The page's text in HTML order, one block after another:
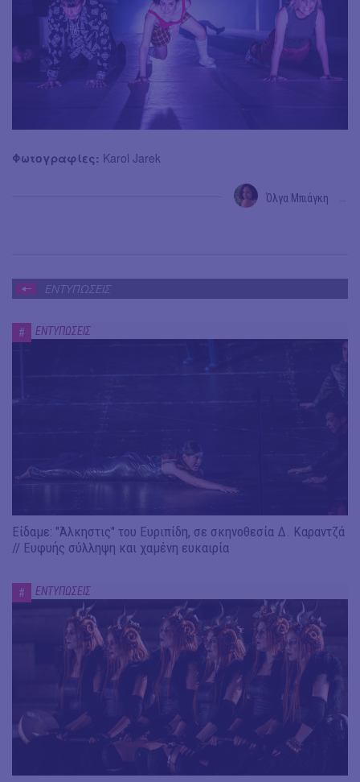
Φωτογραφίες: Karol Jarek
Όλγα Μπιάγκη
ΕΝΤΥΠΩΣΕΙΣ
# ΕΝΤΥΠΩΣΕΙΣ
Είδαμε: "Άλκηστις" του Ευριπίδη, σε σκηνοθεσία Δ. Καραντζά
// Ευφυής σύλληψη και χαμένη ευκαιρία
# ΕΝΤΥΠΩΣΕΙΣ